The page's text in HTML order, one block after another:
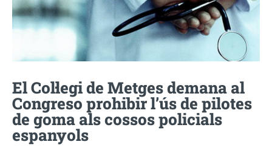
El Col·legi de Metges demana al
Congreso prohibir l’ús de pilotes
de goma als cossos policials
espanyols